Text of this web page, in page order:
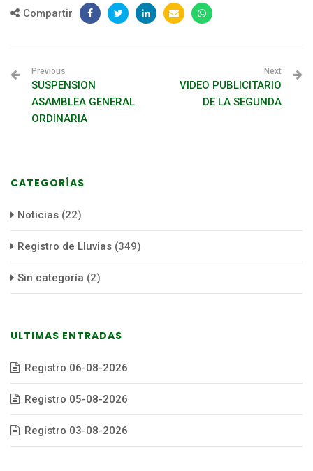
Compartir
Previous
SUSPENSION
ASAMBLEA GENERAL
ORDINARIA
Next
VIDEO PUBLICITARIO
DE LA SEGUNDA
CATEGORÍAS
Noticias (22)
Registro de Lluvias (349)
Sin categoría (2)
ULTIMAS ENTRADAS
Registro 06-08-2026
Registro 05-08-2026
Registro 03-08-2026